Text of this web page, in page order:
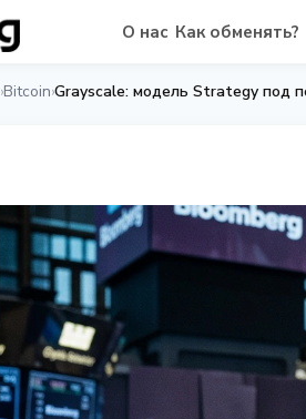
О нас Как обменять?
›Bitcoin›